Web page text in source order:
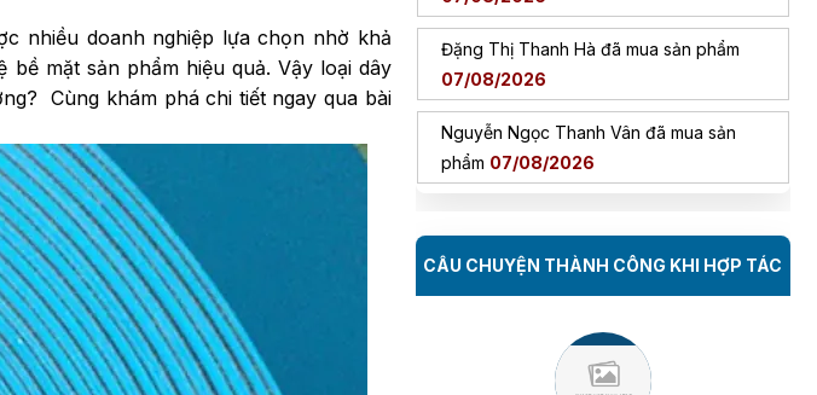
nhiều doanh nghiệp lựa chọn nhờ khả
mặt sản phẩm hiệu quả. Vậy loại dây
Cùng khám phá chi tiết ngay qua bài
Nguyễn Ngọc Thanh Vân đã mua sản
phẩm07/08/2026
Trần Viết Đức đã mua sản phẩm
07/08/2026
Nguyễn Minh Hiếu đã mua sản phẩm
Trần Phước Hưng đã mua sản phẩm
CÂU CHUYỆN THÀNH CÔNG KHI HỢP TÁC